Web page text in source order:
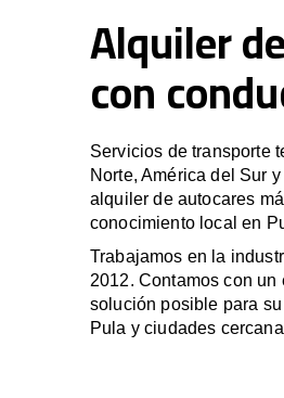
Alquiler
con
Servicios de transporte
Norte, América del Sur
alquiler de autocares
conocimiento local en
Trabajamos en la
2012. Contamos con
solución posible para
Pula y ciudades